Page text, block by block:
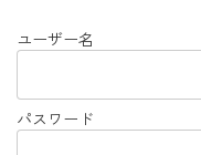
ユーザー名
パスワード